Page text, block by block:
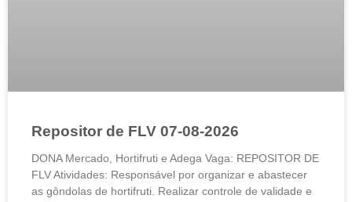
Repositor de FLV 07-08-2026
DONA Mercado, Hortifruti e Adega Vaga: REPOSITOR DE
FLV Atividades: Responsável por organizar e abastecer
as gôndolas de hortifruti. Realizar controle de validade e